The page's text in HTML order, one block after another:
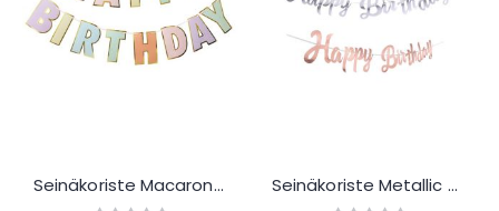
Seinäkoriste Macaron HB Seinäkoriste Metallic Happy Birthday